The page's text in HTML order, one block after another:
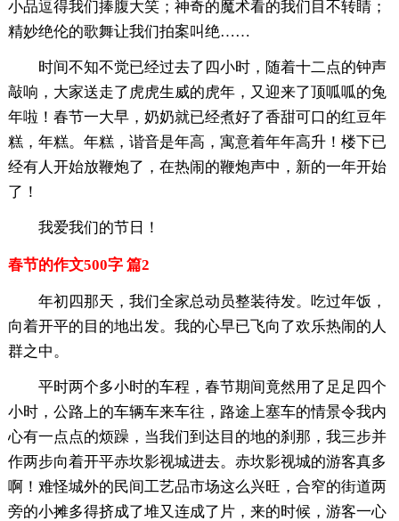
小品逗得我们捧腹大笑；神奇的魔术看的我们目不转睛；
精妙绝伦的歌舞让我们拍案叫绝……
时间不知不觉已经过去了四小时，随着十二点的钟声
敲响，大家送走了虎虎生威的虎年，又迎来了顶呱呱的兔
年啦！春节一大早，奶奶就已经煮好了香甜可口的红豆年
糕，年糕。年糕，谐音是年高，寓意着年年高升！楼下已
经有人开始放鞭炮了，在热闹的鞭炮声中，新的一年开始
了！
我爱我们的节日！
春节的作文500字 篇2
年初四那天，我们全家总动员整装待发。吃过年饭，
向着开平的目的地出发。我的心早已飞向了欢乐热闹的人
群之中。
平时两个多小时的车程，春节期间竟然用了足足四个
小时，公路上的车辆车来车往，路途上塞车的情景令我内
心有一点点的烦躁，当我们到达目的地的刹那，我三步并
作两步向着开平赤坎影视城进去。赤坎影视城的游客真多
啊！难怪城外的民间工艺品市场这么兴旺，合窄的街道两
旁的小摊多得挤成了堆又连成了片，来的时候，游客一心